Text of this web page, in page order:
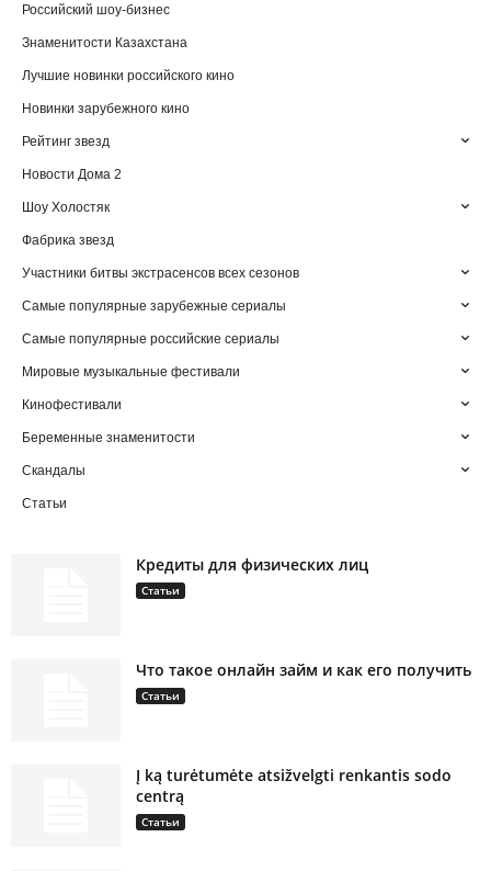
Российский шоу-бизнес
Знаменитости Казахстана
Лучшие новинки российского кино
Новинки зарубежного кино
Рейтинг звезд
Новости Дома 2
Шоу Холостяк
Фабрика звезд
Участники битвы экстрасенсов всех сезонов
Самые популярные зарубежные сериалы
Самые популярные российские сериалы
Мировые музыкальные фестивали
Кинофестивали
Беременные знаменитости
Скандалы
Статьи
Кредиты для физических лиц
Статьи
Что такое онлайн займ и как его получить
Статьи
Į ką turėtumėte atsižvelgti renkantis sodo
centrą
Статьи